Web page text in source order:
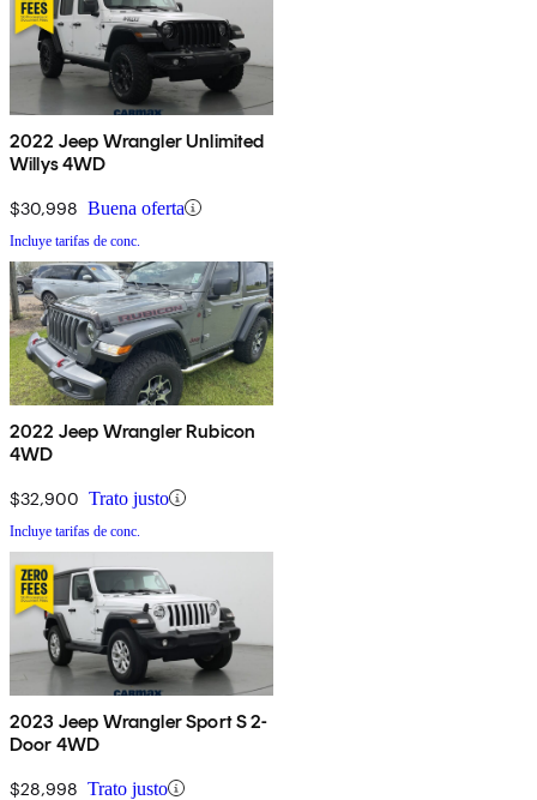
2022 Jeep Wrangler Unlimited
Willys 4WD
$30,998 Buena oferta
Incluye tarifas de conc.
2022 Jeep Wrangler Rubicon
4WD
$32,900 Trato justo
Incluye tarifas de conc.
2023 Jeep Wrangler Sport S 2-
Door 4WD
$28,998 Trato justo